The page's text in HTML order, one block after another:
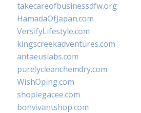
takecareofbusinessdfw.org
HamadaOfJapan.com
VersifyLifestyle.com
kingscreekadventures.com
antaeuslabs.com
purelycleanchemdry.com
WishOping.com
shoplegacee.com
bonvivantshop.com